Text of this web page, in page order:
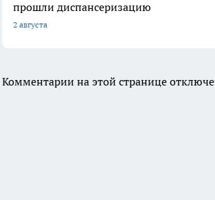
прошли диспансеризацию
2 августа
Комментарии на этой странице